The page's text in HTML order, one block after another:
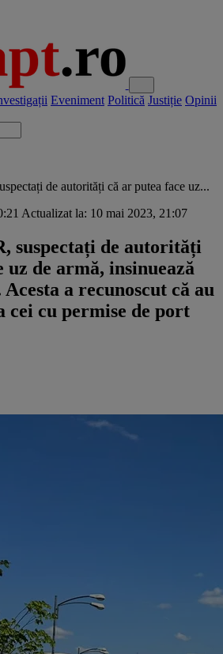
Eveniment Politică Justiție Opinii
de autorități că ar putea face uz...
Actualizat la: 10 mai 2023, 21:07
suspectați de autorități
uz de armă, insinuează
a recunoscut că au
cei cu permise de port